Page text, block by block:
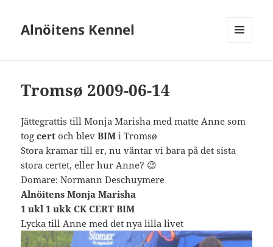
Alnöitens Kennel
Tromsø 2009-06-14
Jättegrattis till Monja Marisha med matte Anne som
togcertoch blevBIM i Tromsø
Stora kramar till er, nu väntar vi bara på det sista
stora certet, eller hur Anne? 😉
Domare: Normann Deschuymere
Alnöitens Monja Marisha
1 ukl 1 ukk CK CERT BIM
Lycka till Anne med det nya lilla livet